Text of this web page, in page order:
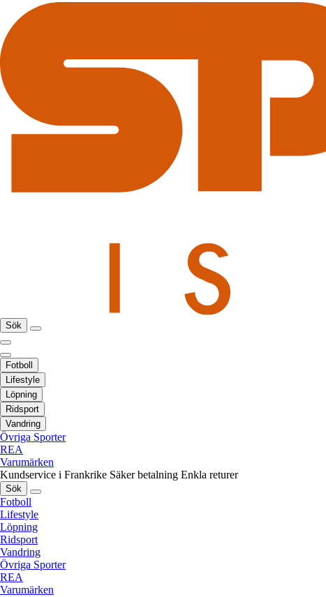
Sök
Fotboll
Lifestyle
Löpning
Ridsport
Vandring
Övriga Sporter
REA
Varumärken
Kundservice i Frankrike Säker betalning Enkla returer
Sök
Fotboll
Lifestyle
Löpning
Ridsport
Vandring
Övriga Sporter
REA
Varumärken